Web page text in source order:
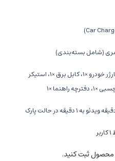
دوربین 70mai M200 ×1، شارژر خودرو ×1، کابل برق ×1، استیکر
محصول ثبت کنید.